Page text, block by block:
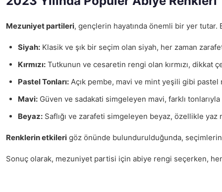
Mezuniyet partileri, gençlerin hayatında önemli bir yer tutar.
Siyah: Klasik ve şık bir seçim olan siyah, her zaman
Kırmızı: Tutkunun ve cesaretin rengi olan kırmızı,
Pastel Tonları: Açık pembe, mavi ve mint yeşili gibi
Mavi: Güven ve sadakati simgeleyen mavi, farklı
Beyaz: Saflığı ve zarafeti simgeleyen beyaz, özellikle
Renklerin etkileri göz önünde bulundurulduğunda,
Sonuç olarak, mezuniyet partisi için abiye rengi seçerken,